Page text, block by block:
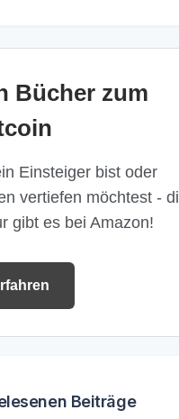
Bücher zum
Einsteiger bist oder
vertiefen möchtest -
gibt es bei Amazon!
Beiträge